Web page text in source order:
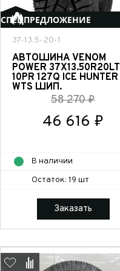
СПЕЦПРЕДЛОЖЕНИЕ
37-13.5-20-1
АВТОШИНА VENOM
POWER 37X13.50R20LT
10PR 127Q ICE HUNTER
WTS ШИП.
58 270 ₽
46 616 ₽
В наличии
Остаток: 19 шт
Заказать